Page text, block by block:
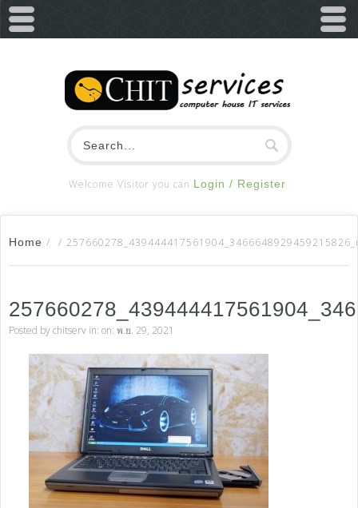
Welcome Visitor you can Login / Register
Home / /
Posted bychitserv in: on: พ.ย. 29, 2021